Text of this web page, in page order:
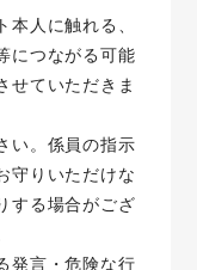
本人に触れる、
につながる可能
せていただきま
い。係員の指示
守りいただけな
する場合がござ
発言・危険な行